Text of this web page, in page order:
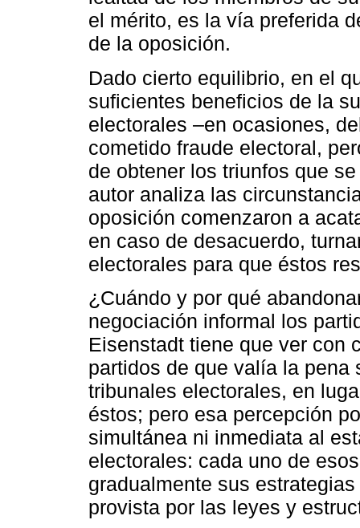
el mérito, es la vía preferida
de la oposición.
Dado cierto equilibrio, en el
suficientes beneficios de la
electorales ‒en ocasiones,
cometido fraude electoral,
de obtener los triunfos que
autor analiza las
oposición comenzaron a
en caso de desacuerdo,
electorales para que éstos
¿Cuándo y por qué
negociación informal los
Eisenstadt tiene que ver con
partidos de que valía la
tribunales electorales, en
éstos; pero esa percepción
simultánea ni inmediata al
electorales: cada uno de
gradualmente sus
provista por las leyes y